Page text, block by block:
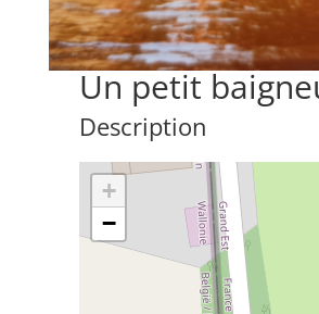
Un petit
Description
+
−